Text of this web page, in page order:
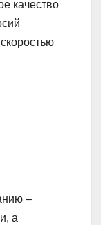
качество
–
а